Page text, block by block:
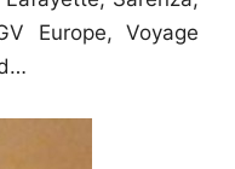
Europe, Voyage